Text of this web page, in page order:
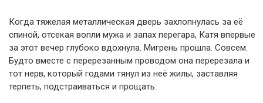
Когда тяжелая металлическая дверь захлопнулась за её
спиной, отсекая вопли мужа и запах перегара, Катя впервые
за этот вечер глубоко вдохнула. Мигрень прошла. Совсем.
Будто вместе с перерезанным проводом она перерезала и
тот нерв, который годами тянул из неё жилы, заставляя
терпеть, подстраиваться и прощать.